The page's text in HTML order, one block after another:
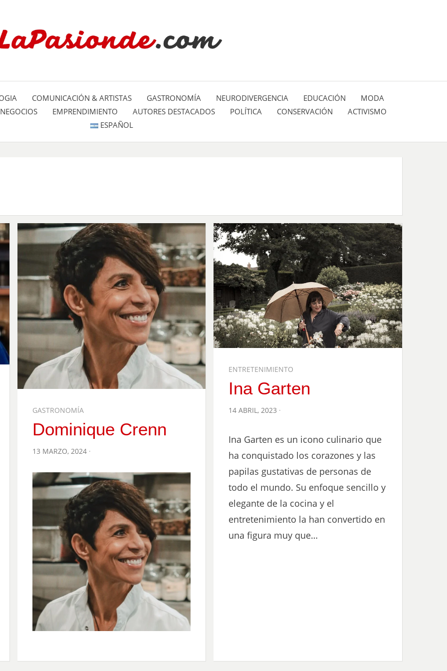
LA PASIÓN DE:
COMUNICACIÓN & ARTISTAS GASTRONOMÍA NEURODIVERGENCIA EDUCACIÓN
MODA
NEGOCIOS EMPRENDIMIENTO AUTORES DESTACADOS POLÍTICA CONSERVACIÓN
ACTIVISMO
ESPAÑOL
GASTRONOMÍA
Dominique Crenn
POSTED
13 MARZO, 2024
ENTRETENIMIENTO
Ina Garten
POSTED
14 ABRIL, 2023
Ina Garten es un icono culinario que
ha conquistado los corazones y las
papilas gustativas de personas de
todo el mundo. Su enfoque sencillo y
elegante de la cocina y el
entretenimiento la han convertido en
una figura muy que…